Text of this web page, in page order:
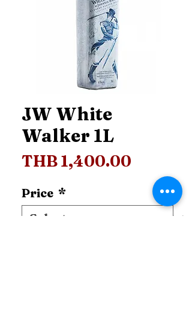
JW White
Walker 1L
THB 1,400.00
Price *